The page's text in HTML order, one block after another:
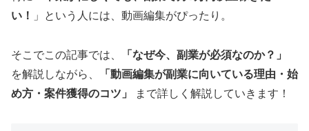
い！
」という人には、動画編集がぴったり。
そこでこの記事では、
「なぜ今、副業が必須なのか？」
を解説しながら、
「動画編集が副業に向いている理由・始
め方・案件獲得のコツ」
まで詳しく解説していきます！